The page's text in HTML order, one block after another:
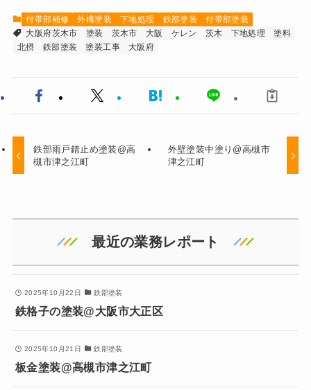
付帯部補修 外構塗装 下地処理 鉄部塗装
付帯部塗装
大阪府茨木市
塗装 茨木市 大阪 ケレン 茨木 下地処理
塗料
北摂
鉄部塗装 塗装工事 大阪府
鉄部雨戸錆止め塗装@高
槻市津之江町
外壁塗装中塗り@高槻市
津之江町
最近の業務レポート
2025年10月22日 鉄部塗装
鉄格子の塗装@大阪市大正区
2025年10月21日 鉄部塗装
板金塗装@高槻市津之江町